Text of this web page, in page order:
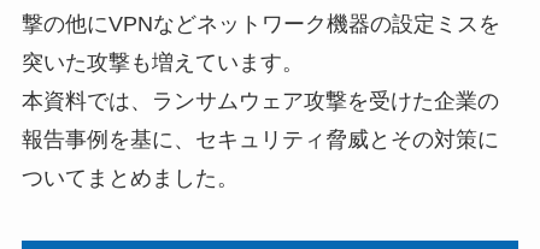
撃の他にVPNなどネットワーク機器の設定ミスを
突いた攻撃も増えています。
本資料では、ランサムウェア攻撃を受けた企業の
報告事例を基に、セキュリティ脅威とその対策に
ついてまとめました。